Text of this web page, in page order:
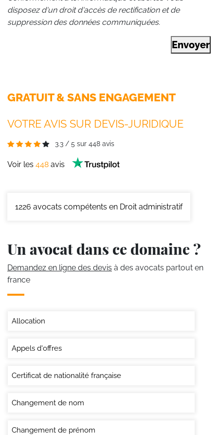
disposez d'un droit d'accès de rectification et de
suppression des données communiquées.
Envoyer
GRATUIT & SANS ENGAGEMENT
VOTRE AVIS SUR DEVIS-JURIDIQUE
3.3 / 5 sur 448 avis
Voir les 448 avis
1226 avocats compétents en Droit administratif
Un avocat dans ce domaine ?
Demandez en ligne des devis à des avocats partout en
france
Allocation
Appels d'offres
Certificat de nationalité française
Changement de nom
Changement de prénom